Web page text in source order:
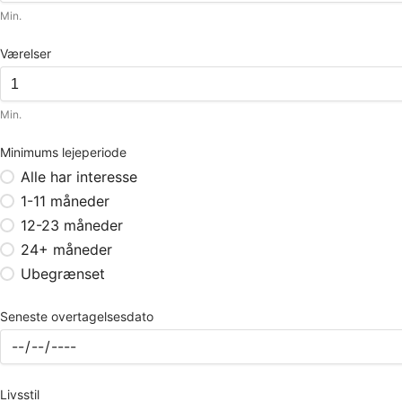
Min.
Værelser
Min.
Minimums lejeperiode
Alle har interesse
1-11 måneder
12-23 måneder
24+ måneder
Ubegrænset
Seneste overtagelsesdato
Livsstil